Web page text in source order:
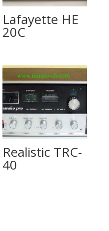
Lafayette HE
20C
Realistic TRC-
40